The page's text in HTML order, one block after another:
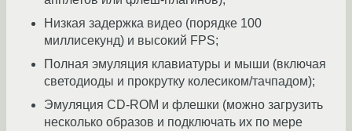
Низкая задержка видео (порядке 100
миллисекунд) и высокий FPS;
Полная эмуляция клавиатуры и мыши (включая
светодиоды и прокрутку колесиком/тачпадом);
Эмуляция CD-ROM и флешки (можно загрузить
несколько образов и подключать их по мере